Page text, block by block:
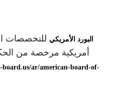
البورد الأمريكي للتخصصات
أمريكية مرخصة من
ar/american-board-of-